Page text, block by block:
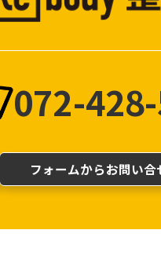
072-
フォームからお問い合